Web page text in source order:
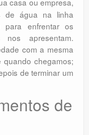
de água na linha
para enfrentar os
apresentam.
com a mesma
chegamos;
de terminar um
de